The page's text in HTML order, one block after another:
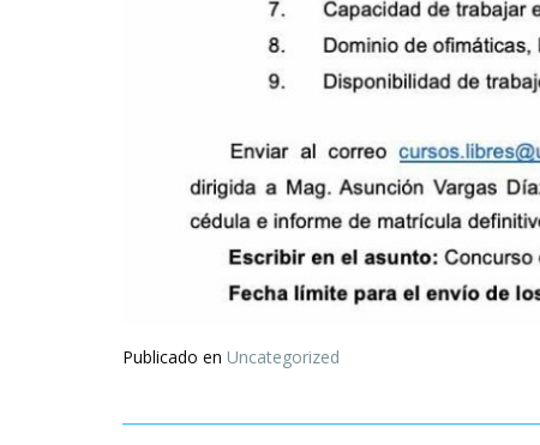
Publicado en Uncategorized